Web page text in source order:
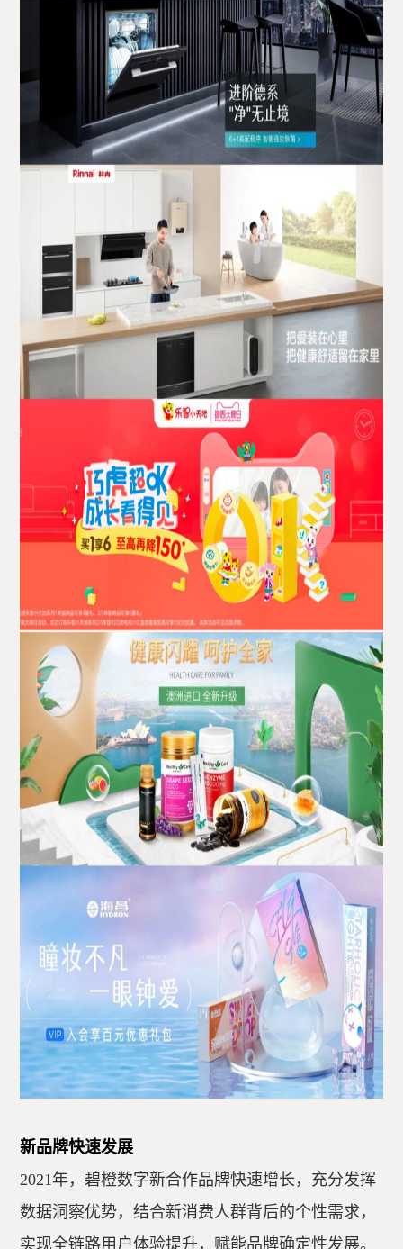
新品牌快速发展
2021年，碧橙数字新合作品牌快速增长，充分发挥
数据洞察优势，结合新消费人群背后的个性需求，
实现全链路用户体验提升，赋能品牌确定性发展。